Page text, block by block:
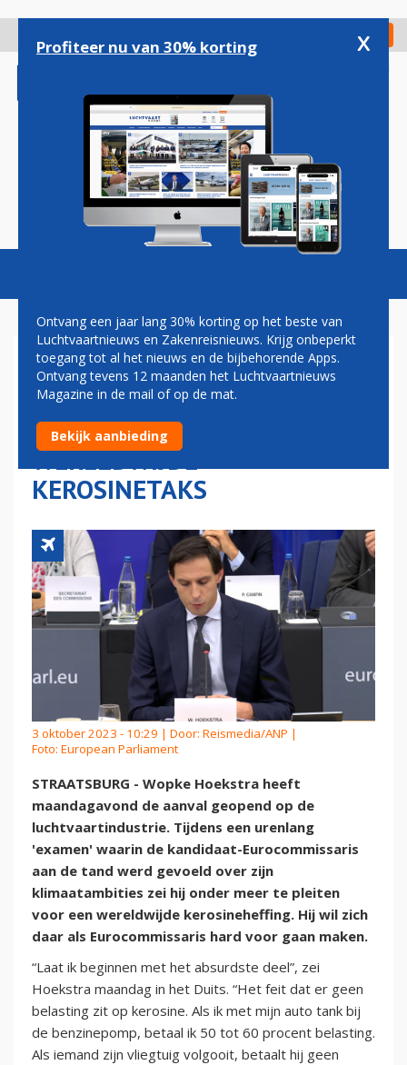
gaan
Check in
Magazine Podcasts Vacatures
KANDIDAAT-
EUROCOMMISSARIS
HOEKSTRA PLEIT VOOR
WERELDWIJDE
KEROSINETAKS
3 oktober 2023 - 10:29 | Door: Reismedia/ANP |
Foto: European Parliament
STRAATSBURG - Wopke Hoekstra heeft
maandagavond de aanval geopend op de
luchtvaartindustrie. Tijdens een urenlang
'examen' waarin de kandidaat-Eurocommissaris
aan de tand werd gevoeld over zijn
klimaatambities zei hij onder meer te pleiten
voor een wereldwijde kerosineheffing. Hij wil zich
daar als Eurocommissaris hard voor gaan maken.
“Laat ik beginnen met het absurdste deel”, zei
Hoekstra maandag in het Duits. “Het feit dat er geen
belasting zit op kerosine. Als ik met mijn auto tank bij
de benzinepomp, betaal ik 50 tot 60 procent belasting.
Als iemand zijn vliegtuig volgooit, betaalt hij geen
Profiteer nu van 30% korting x
Ontvang een jaar lang 30% korting op het beste van
Luchtvaartnieuws en Zakenreisnieuws. Krijg onbeperkt
toegang tot al het nieuws en de bijbehorende Apps.
Ontvang tevens 12 maanden het Luchtvaartnieuws
Magazine in de mail of op de mat.
Bekijk aanbieding